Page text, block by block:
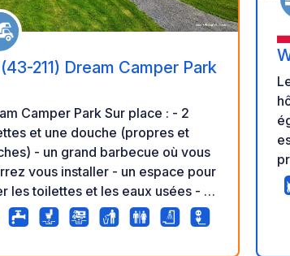
(43-211) Dream Camper Park
Camper Park Sur place : - 2
et une douche (propres et
- un grand barbecue où vous
vous installer - un espace pour
les toilettes et les eaux usées - un
extérieur pour faire la vaisselle -
électriques à louer - un espace